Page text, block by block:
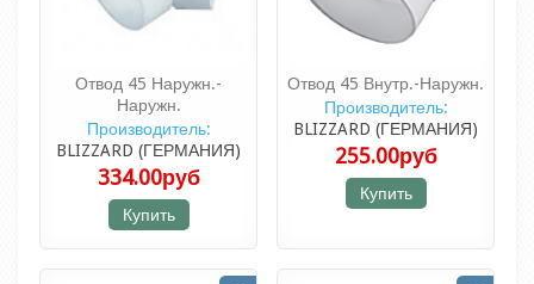
Отвод 45 Наружн.-
Наружн.
Производитель:
BLIZZARD (ГЕРМАНИЯ)
334.00руб
Купить
Отвод 45 Внутр.-Наружн.
Производитель:
BLIZZARD (ГЕРМАНИЯ)
255.00руб
Купить